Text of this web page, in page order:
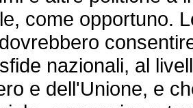
come opportuno.
nazionali, al
e dell'Unione, e